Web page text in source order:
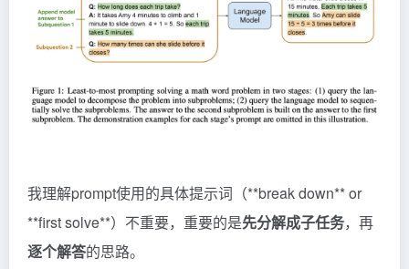
我理解prompt使用的具体提示词（**break down** or
**first solve**）不重要，重要的是先分解成子任务，再
逐个解答的思路。